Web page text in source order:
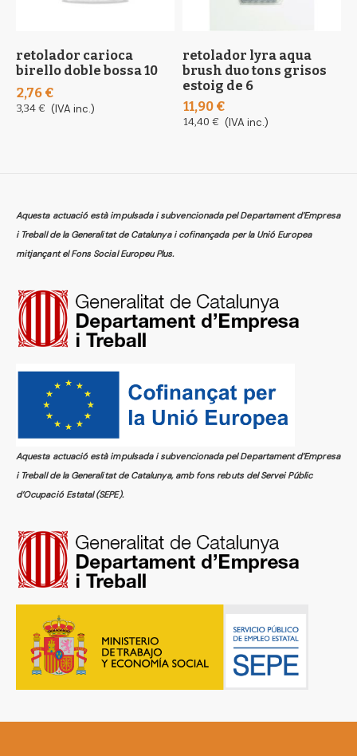
retolador carioca
birello doble bossa 10
2,76 €
3,34 € (IVA inc.)
retolador lyra aqua
brush duo tons grisos
estoig de 6
11,90 €
14,40 € (IVA inc.)
Aquesta actuació està impulsada i subvencionada pel Departament d’Empresa
i Treball de la Generalitat de Catalunya i cofinançada per la Unió Europea
mitjançant el Fons Social Europeu Plus.
Aquesta actuació està impulsada i subvencionada pel Departament d’Empresa
i Treball de la Generalitat de Catalunya, amb fons rebuts del Servei Públic
d’Ocupació Estatal (SEPE).